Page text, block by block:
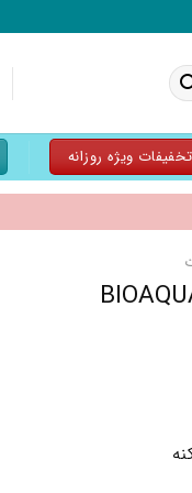
تخفیفات ویژه روزانه